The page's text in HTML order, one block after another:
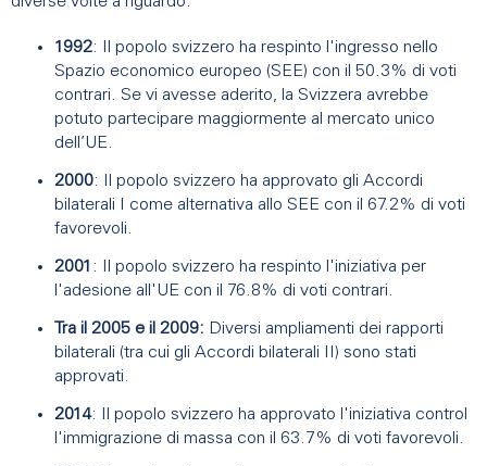
1992: Il popolo svizzero ha respinto l'ingresso nello
Spazio economico europeo (SEE) con il 50.3% di voti
contrari. Se vi avesse aderito, la Svizzera avrebbe
potuto partecipare maggiormente al mercato unico
dell’UE.
2000: Il popolo svizzero ha approvato gli Accordi
bilaterali I come alternativa allo SEE con il 67.2% di voti
favorevoli.
2001 : Il popolo svizzero ha respinto l'iniziativa per
l'adesione all'UE con il 76.8% di voti contrari.
Tra il 2005 e il 2009: Diversi ampliamenti dei rapporti
bilaterali (tra cui gli Accordi bilaterali II) sono stati
approvati.
2014: Il popolo svizzero ha approvato l'iniziativa control
l'immigrazione di massa con il 63.7% di voti favorevoli.